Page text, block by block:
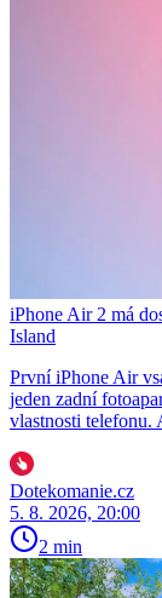
iPhone Air 2 má
Island
První iPhone Air
jeden zadní
vlastnosti telefonu.
Dotekomanie.cz
5. 8. 2026, 20:00
2 min